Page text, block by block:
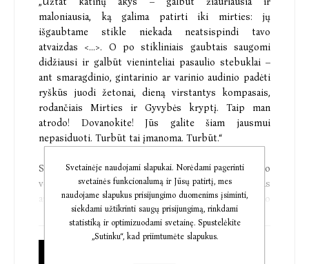
maloniausia, ką galima patirti iki mirties: jų
išgaubtame stikle niekada neatsispindi tavo
atvaizdas <…>. O po stikliniais gaubtais saugomi
didžiausi ir galbūt vieninteliai pasaulio stebuklai –
ant smaragdinio, gintarinio ar varinio audinio padėti
ryškūs juodi žetonai, dieną virstantys kompasais,
rodančiais Mirties ir Gyvybės kryptį. Taip man
atrodo! Dovanokite! Jūs galite šiam jausmui
nepasiduoti. Turbūt tai įmanoma. Turbūt.“
Scenos darbininko Šarlio, šios knygos pagrindinio
veikėjo ir pasakotojo, žodžiais tariant, tai romanas
apie pirmąjį tikrą teatrą, nes jame vaidinama iki galo
– iki mirties. Tokie teatrai esą kuriasi juodžiausiais
negandų metais, kad atpirktų žmonijos nuodėmes. Į
romano sceną žengę aktoriai atkartoja istoriškai
Svetainėje naudojami slapukai. Norėdami pagerinti
svetainės funkcionalumą ir Jūsų patirtį, mes
naudojame slapukus prisijungimo duomenims įsiminti,
siekdami užtikrinti saugų prisijungimą, rinkdami
statistiką ir optimizuodami svetainę. Spustelėkite
„Sutinku“, kad priimtumėte slapukus.